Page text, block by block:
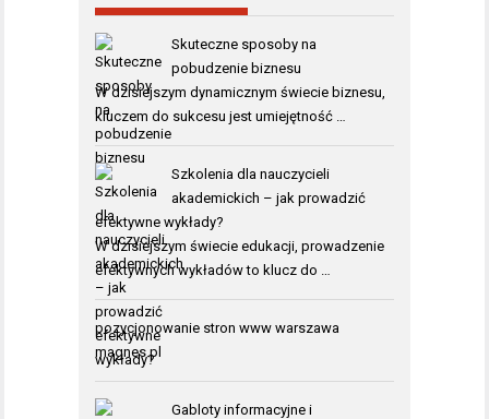
Skuteczne sposoby na
pobudzenie biznesu
W dzisiejszym dynamicznym świecie biznesu,
kluczem do sukcesu jest umiejętność …
Szkolenia dla nauczycieli
akademickich – jak prowadzić
efektywne wykłady?
W dzisiejszym świecie edukacji, prowadzenie
efektywnych wykładów to klucz do …
pozycjonowanie stron www warszawa
magnes.pl
Gabloty informacyjne i